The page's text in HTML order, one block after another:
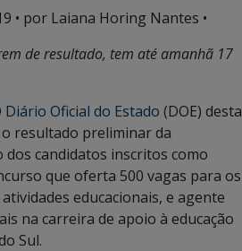
• por Laiana Horing Nantes •
de resultado, tem até amanhã 17
Diário Oficial do Estado (DOE) desta
resultado preliminar da
candidatos inscritos como
que oferta 500 vagas para os
educacionais, e agente
na carreira de apoio à educação
Sul.